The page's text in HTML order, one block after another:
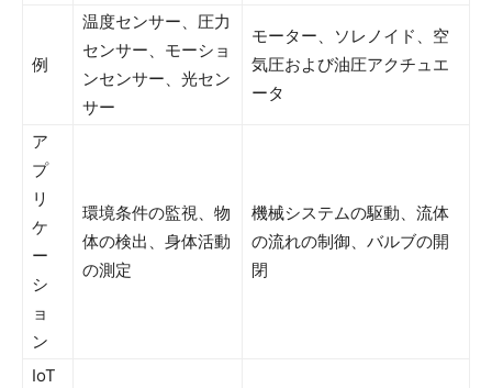
例
温度センサー、圧力
センサー、モーショ
ンセンサー、光セン
サー
モーター、ソレノイド、空
気圧および油圧アクチュエ
ータ
ア
プ
リ
ケ
ー
シ
ョ
ン
環境条件の監視、物
体の検出、身体活動
の測定
機械システムの駆動、流体
の流れの制御、バルブの開
閉
IoT